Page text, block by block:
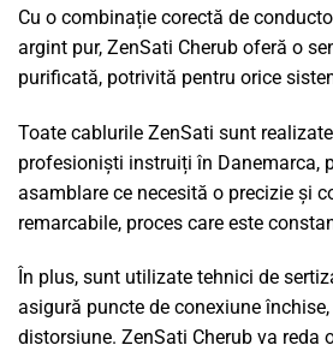
Cu o combinație corectă de
argint pur, ZenSati Cherub oferă o
purificată, potrivită pentru orice
Toate cablurile ZenSati sunt
profesioniști instruiți în Danemarca,
asamblare ce necesită o precizie și
remarcabile, proces care este
În plus, sunt utilizate tehnici de
asigură puncte de conexiune
distorsiune. ZenSati Cherub va reda